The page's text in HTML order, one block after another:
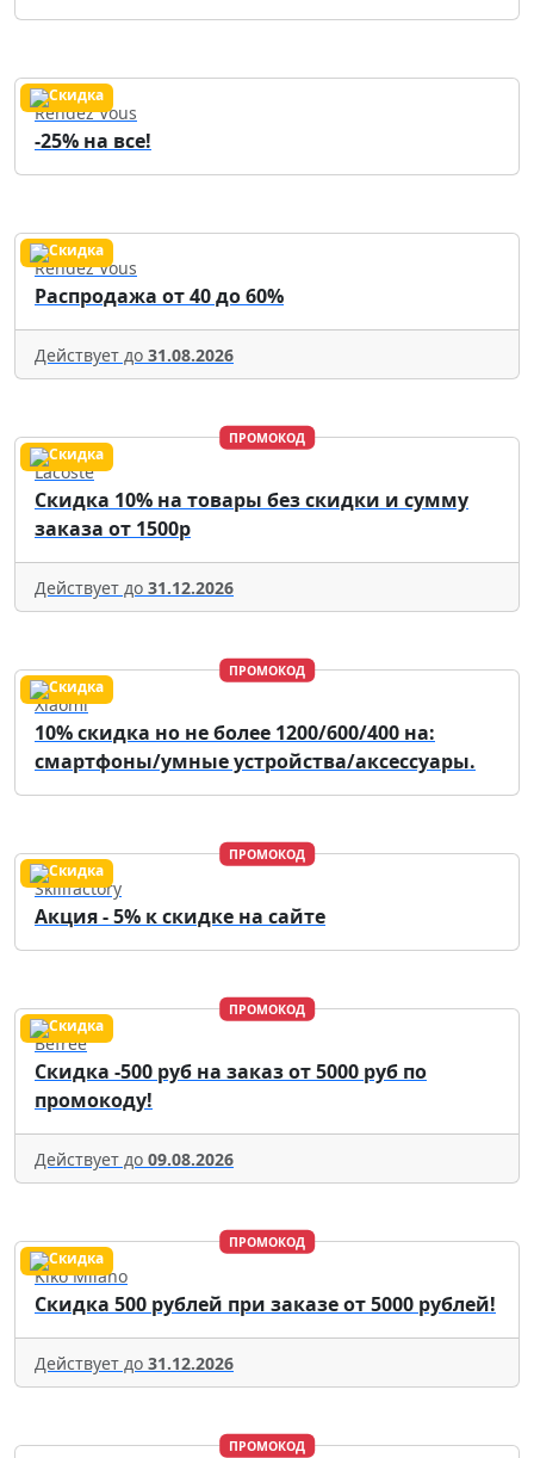
Rendez Vous
-25% на все!
Rendez Vous
Распродажа от 40 до 60%
Действует до 31.08.2026
ПРОМОКОД
Lacoste
Скидка 10% на товары без скидки и сумму
заказа от 1500р
Действует до 31.12.2026
ПРОМОКОД
Xiaomi
10% скидка но не более 1200/600/400 на:
смартфоны/умные устройства/аксессуары.
ПРОМОКОД
Skillfactory
Акция - 5% к скидке на сайте
ПРОМОКОД
Befree
Скидка -500 руб на заказ от 5000 руб по
промокоду!
Действует до 09.08.2026
ПРОМОКОД
Kiko Milano
Скидка 500 рублей при заказе от 5000 рублей!
Действует до 31.12.2026
ПРОМОКОД